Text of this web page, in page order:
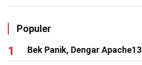
Populer
Bek Panik, Dengar Apache13